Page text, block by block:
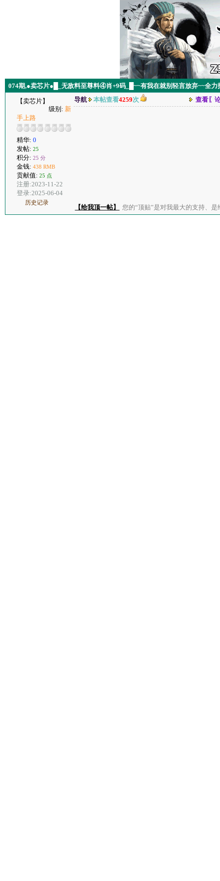
074期,●卖芯片●█_无敌料至尊料④肖+9码_█~~有我在就别轻言放弃~~全
【卖芯片】
级别: 新
手上路
精华: 0
发帖: 25
积分: 25 分
金钱: 438 RMB
贡献值: 25 点
注册:2023-11-22
登录:2025-06-04
历史记录
导航 本帖查看4259次 查看〖
【给我顶一帖】 您的“顶贴”是对我最大的支持、